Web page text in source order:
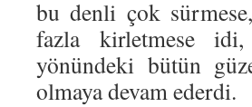
bu denli çok
fazla kirletmese
yönündeki bütün
olmaya devam ederdi.